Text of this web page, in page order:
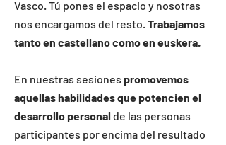
Vasco. Tú pones el espacio y nosotras
nos encargamos del resto.Trabajamos
tanto en castellano como en euskera.
En nuestras sesiones promovemos
aquellas habilidades que potencien el
desarrollo personalde las personas
participantes por encima del resultado